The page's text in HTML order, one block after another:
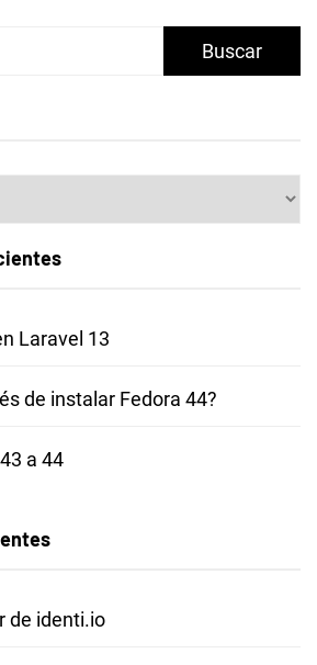
Laravel 13
de instalar Fedora 44?
a 44
de identi.io